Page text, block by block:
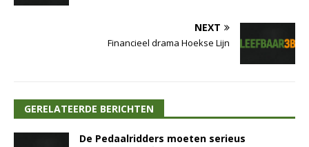
NEXT
Financieel drama Hoekse Lijn
GERELATEERDE BERICHTEN
De Pedaalridders moeten serieus